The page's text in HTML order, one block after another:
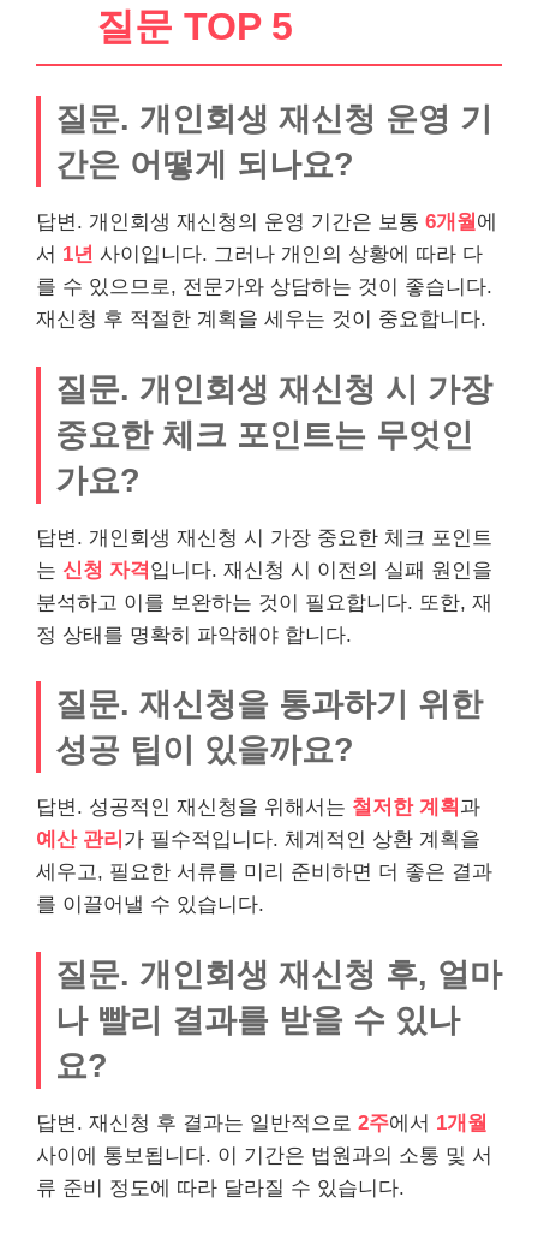
질문 TOP 5
질문. 개인회생 재신청 운영 기
간은 어떻게 되나요?
답변. 개인회생 재신청의 운영 기간은 보통 6개월 에
서 1년 사이입니다. 그러나 개인의 상황에 따라 다
를 수 있으므로, 전문가와 상담하는 것이 좋습니다.
재신청 후 적절한 계획을 세우는 것이 중요합니다.
질문. 개인회생 재신청 시 가장
중요한 체크 포인트는 무엇인
가요?
답변. 개인회생 재신청 시 가장 중요한 체크 포인트
는 신청 자격 입니다. 재신청 시 이전의 실패 원인을
분석하고 이를 보완하는 것이 필요합니다. 또한, 재
정 상태를 명확히 파악해야 합니다.
질문. 재신청을 통과하기 위한
성공 팁이 있을까요?
답변. 성공적인 재신청을 위해서는 철저한 계획 과
예산 관리 가 필수적입니다. 체계적인 상환 계획을
세우고, 필요한 서류를 미리 준비하면 더 좋은 결과
를 이끌어낼 수 있습니다.
질문. 개인회생 재신청 후, 얼마
나 빨리 결과를 받을 수 있나
요?
답변. 재신청 후 결과는 일반적으로 2주에서 1개월
사이에 통보됩니다. 이 기간은 법원과의 소통 및 서
류 준비 정도에 따라 달라질 수 있습니다.